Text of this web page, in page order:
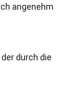
angenehm
durch die